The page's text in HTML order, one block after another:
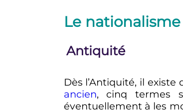
Le nationalisme
Antiquité
Dès l’Antiquité, il
ancien, cinq termes
éventuellement à les